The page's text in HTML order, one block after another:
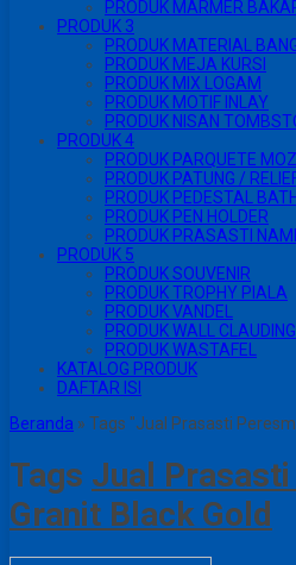
PRODUK MARMER
PRODUK 3
PRODUK MATERIAL
PRODUK MEJA KURSI
PRODUK MIX LOGAM
PRODUK MOTIF INLAY
PRODUK NISAN
PRODUK 4
PRODUK PARQUETE
PRODUK PATUNG /
PRODUK PEDESTAL
PRODUK PEN HOLDER
PRODUK PRASASTI
PRODUK 5
PRODUK SOUVENIR
PRODUK TROPHY PIALA
PRODUK VANDEL
PRODUK WALL CLAUDING
PRODUK WASTAFEL
KATALOG PRODUK
DAFTAR ISI
Beranda » Tags "Jual Prasasti
Tags Jual
Granit Black Gold